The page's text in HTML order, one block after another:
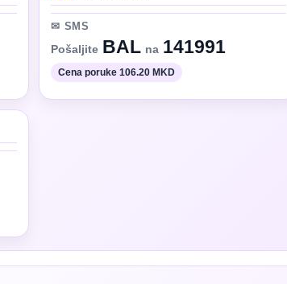
✉ SMS
Pošaljite BAL na 141991
Cena poruke 106.20 MKD